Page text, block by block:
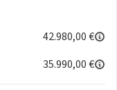
42.980,00 €
35.990,00 €